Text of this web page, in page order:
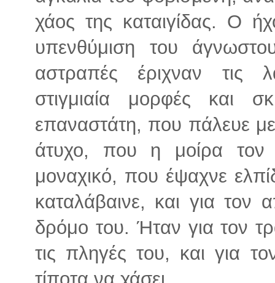
χάος της καταιγίδας. Ο
υπενθύμιση του
αστραπές έριχναν τις
στιγμιαία μορφές και
επαναστάτη, που πάλευε με
άτυχο, που η μοίρα τον
μοναχικό, που έψαχνε
καταλάβαινε, και για τον
δρόμο του. Ήταν για τον
τις πληγές του, και για
τίποτα να χάσει.